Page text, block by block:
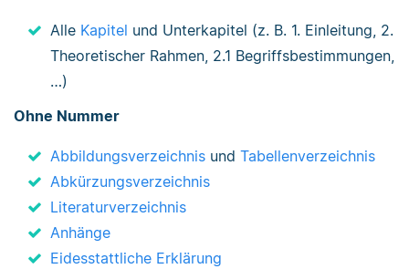
Alle Kapitel und Unterkapitel (z. B. 1. Einleitung, 2.
Theoretischer Rahmen, 2.1 Begriffsbestimmungen,
…)
Ohne Nummer
Abbildungsverzeichnis und Tabellenverzeichnis
Abkürzungsverzeichnis
Literaturverzeichnis
Anhänge
Eidesstattliche Erklärung